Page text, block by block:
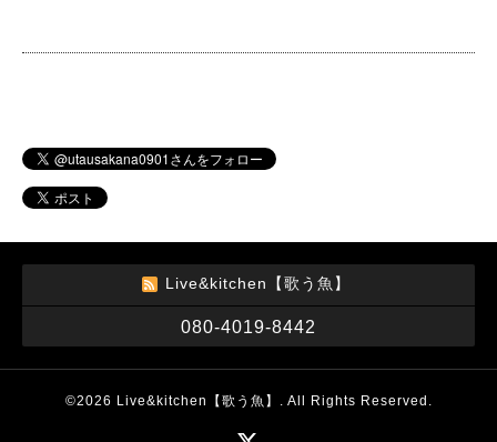
Live&kitchen【歌う魚】
080-4019-8442
©2026 Live&kitchen【歌う魚】 . All Rights Reserved.